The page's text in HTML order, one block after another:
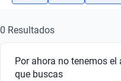
Busca por marca
Busca por modelo
0 Resultados
Por ahora no tenemos el
que buscas